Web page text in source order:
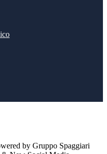
by Gruppo Spaggiari